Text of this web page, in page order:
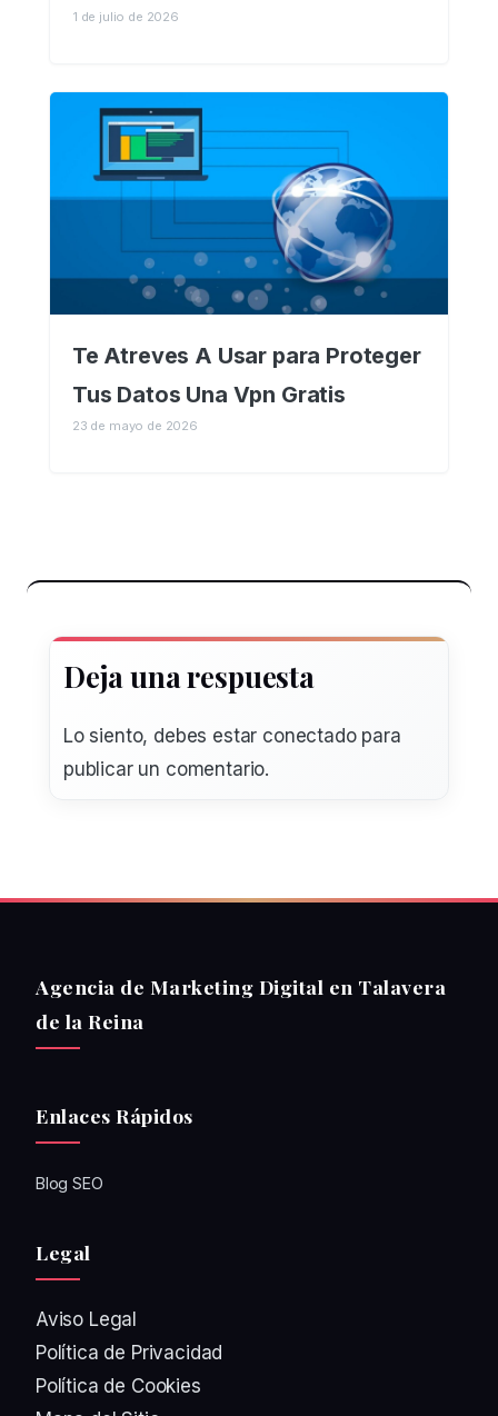
1 de julio de 2026
Te Atreves A Usar para Proteger
Tus Datos Una Vpn Gratis
23 de mayo de 2026
Deja una respuesta
Lo siento, debes estar conectadopara
publicar un comentario.
Agencia de Marketing Digital en Talavera
de la Reina
Enlaces Rápidos
Blog SEO
Legal
Aviso Legal
Política de Privacidad
Política de Cookies